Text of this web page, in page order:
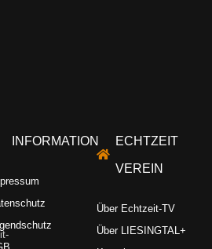
INFORMATION ECHTZEIT
VEREIN
Über Echtzeit-TV
Über LIESINGTAL+